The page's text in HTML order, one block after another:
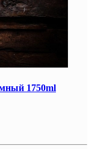
1750ml